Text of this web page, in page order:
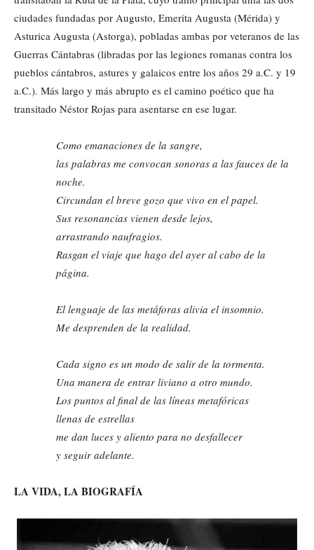
ciudades fundadas por Augusto, Emerita Augusta (Mérida) y
Asturica Augusta (Astorga), pobladas ambas por veteranos de las
Guerras Cántabras (libradas por las legiones romanas contra los
pueblos cántabros, astures y galaicos entre los años 29 a.C. y 19
a.C.). Más largo y más abrupto es el camino poético que ha
transitado Néstor Rojas para asentarse en ese lugar.
Como emanaciones de la sangre,
las palabras me convocan sonoras a las fauces de la
noche.
Circundan el breve gozo que vivo en el papel.
Sus resonancias vienen desde lejos,
arrastrando naufragios.
Rasgan el viaje que hago del ayer al cabo de la
página.
El lenguaje de las metáforas alivia el insomnio.
Me desprenden de la realidad.
Cada signo es un modo de salir de la tormenta.
Una manera de entrar liviano a otro mundo.
Los puntos al final de las líneas metafóricas
llenas de estrellas
me dan luces y aliento para no desfallecer
y seguir adelante.
LA VIDA, LA BIOGRAFÍA